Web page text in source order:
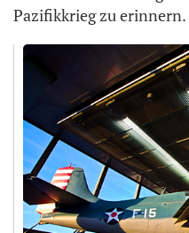
Pazifikkrieg zu erinnern.